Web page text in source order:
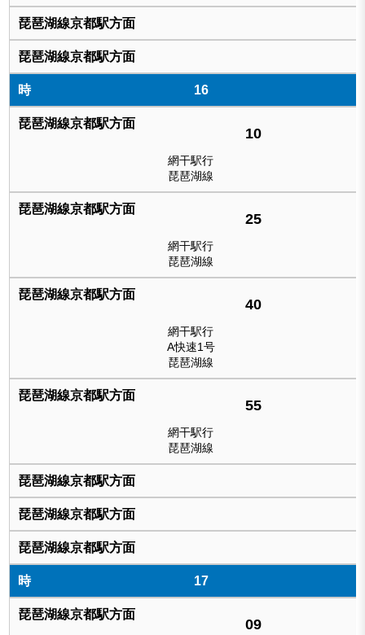
16
10
網干駅行
琵琶湖線
25
網干駅行
琵琶湖線
40
網干駅行
A快速1号
琵琶湖線
55
網干駅行
琵琶湖線
17
09